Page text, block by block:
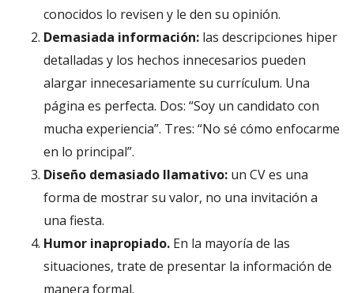
conocidos lo revisen y le den su opinión.
Demasiada información: las descripciones hiper
detalladas y los hechos innecesarios pueden
alargar innecesariamente su currículum. Una
página es perfecta. Dos: “Soy un candidato con
mucha experiencia”. Tres: “No sé cómo enfocarme
en lo principal”.
Diseño demasiado llamativo: un CV es una
forma de mostrar su valor, no una invitación a
una fiesta.
Humor inapropiado. En la mayoría de las
situaciones, trate de presentar la información de
manera formal.